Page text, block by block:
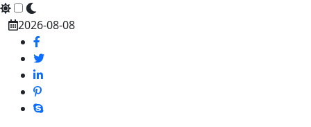
Skip
content
2026-08-08